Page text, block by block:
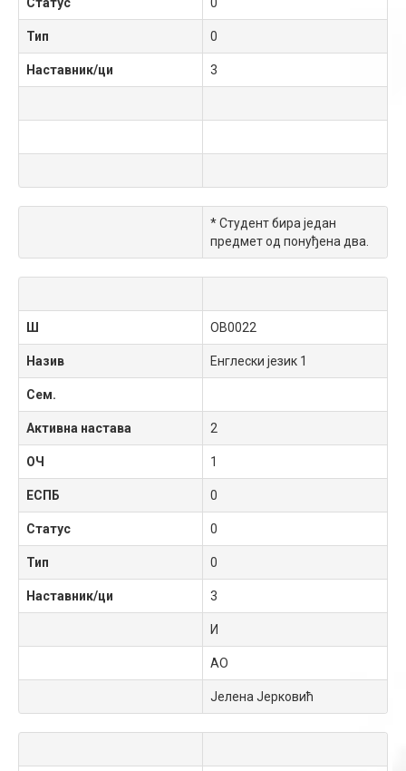
Тип 0
Наставник/ци 3
* Студент бира један
предмет од понуђена два.
Ш OB0022
Назив Енглески језик 1
Сем.
Активна настава 2
ОЧ 1
ЕСПБ 0
Статус 0
Тип 0
Наставник/ци 3
И
АО
Јелена Јерковић